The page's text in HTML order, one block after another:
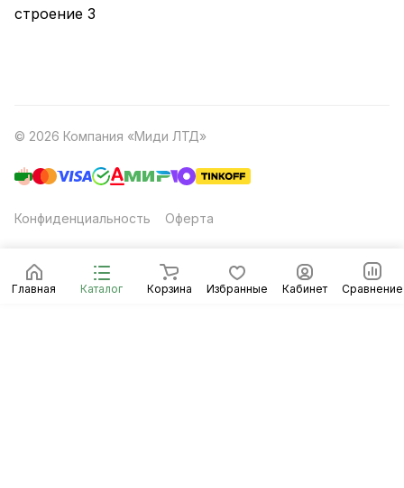
Главная Каталог Корзина Избранные Кабинет Сравнение
строение 3
© 2026 Компания «Миди ЛТД»
Конфиденциальность Оферта